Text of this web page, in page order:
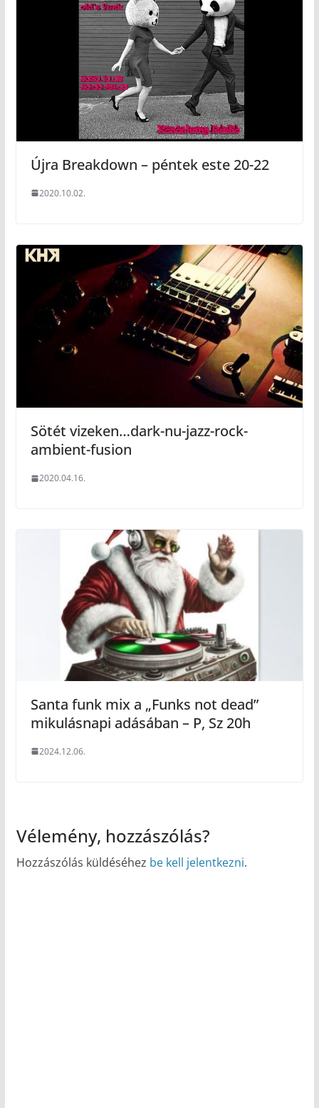
Újra Breakdown – péntek este 20-22
2020.10.02.
Sötét vizeken…dark-nu-jazz-rock-
ambient-fusion
2020.04.16.
Santa funk mix a „Funks not dead”
mikulásnapi adásában – P, Sz 20h
2024.12.06.
Vélemény, hozzászólás?
Hozzászólás küldéséhez be kell jelentkezni.